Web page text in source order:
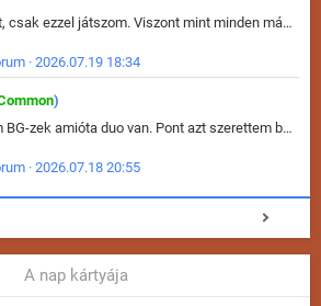
Amióta bejött, csak ezzel játszom. Viszont mint minden más - akár az alapjáték is, ez is baromira összetett lett. Néha már pár kör után is esélytelen az egész. Vagy irreállisan túltápol valaki, vagy lelép a partner, vagy csak hülye mint a segg. És amikor eljönne az én időm, na akkor jön el mindenki másé is. Engem jobban érdekelne, hogy ki milyen ratingen szokott játszani. Na ez lenne egy érdekes adat.
· 2026.07.19 18:34
)
Én azóta nem BG-zek amióta duo van. Pont azt szerettem benne, hogy rajtam múlik mi történik, nem pedig a társamon. Kérem vissza a régi BG-t :D
· 2026.07.18 20:55
A nap kártyája